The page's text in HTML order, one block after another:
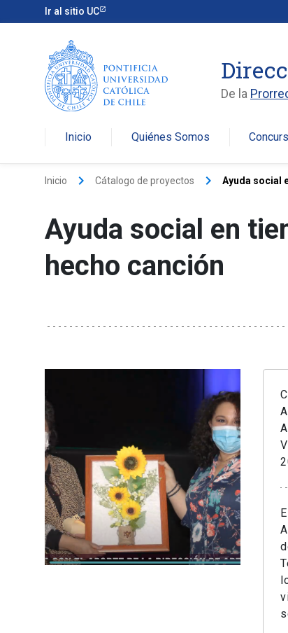
Ir al sitio UC
De la
Inicio Quiénes Somos
Inicio keyboard_arrow_right Cátalogo de proyectos keyboard_arrow_right Ayuda social
Ayuda social en
hecho canción